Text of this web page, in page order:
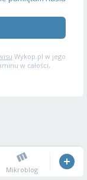
Wykop.pl w jego
w całości,
Mikroblog